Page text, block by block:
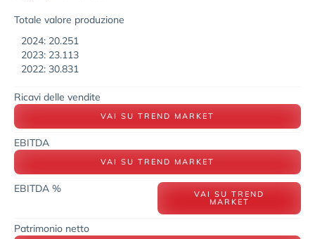
Totale valore produzione
2024: 20.251
2023: 23.113
2022: 30.831
Ricavi delle vendite
VAI SU TREND MARKET
EBITDA
VAI SU TREND MARKET
EBITDA % VAI SU TREND
MARKET
Patrimonio netto